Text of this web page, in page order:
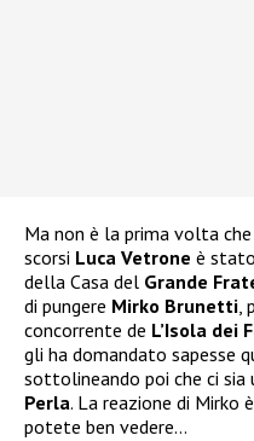
Ma non è la prima volta che
scorsi Luca Vetrone è
della Casa del Grande
di pungere Mirko Brunetti,
concorrente de L’Isola dei
gli ha domandato sapesse
sottolineando poi che ci sia
Perla. La reazione di Mirko
potete ben vedere…